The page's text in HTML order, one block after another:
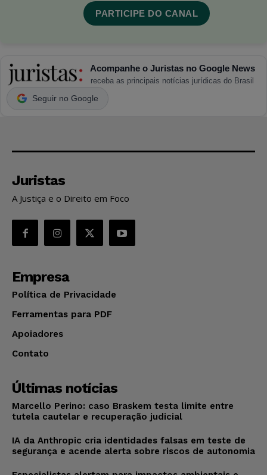
PARTICIPE DO CANAL
Acompanhe o Juristas no Google News
receba as principais notícias jurídicas do Brasil
Seguir no Google
Juristas
A Justiça e o Direito em Foco
Empresa
Política de Privacidade
Ferramentas para PDF
Apoiadores
Contato
Últimas notícias
Marcello Perino: caso Braskem testa limite entre
tutela cautelar e recuperação judicial
IA da Anthropic cria identidades falsas em teste de
segurança e acende alerta sobre riscos de autonomia